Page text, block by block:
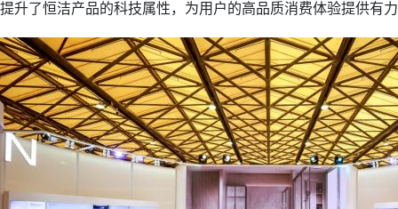
提升了恒洁产品的科技属性，为用户的高品质消费体验提供有